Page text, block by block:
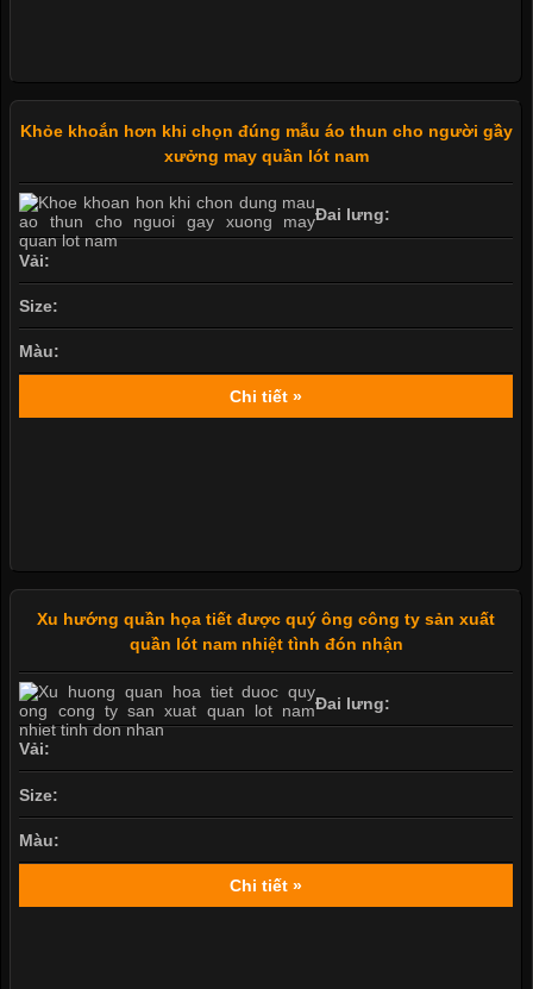
Khỏe khoắn hơn khi chọn đúng mẫu áo thun cho người gầy
xưởng may quần lót nam
Đai lưng:
Vải:
Size:
Màu:
Chi tiết »
Xu hướng quần họa tiết được quý ông công ty sản xuất
quần lót nam nhiệt tình đón nhận
Đai lưng:
Vải:
Size:
Màu:
Chi tiết »